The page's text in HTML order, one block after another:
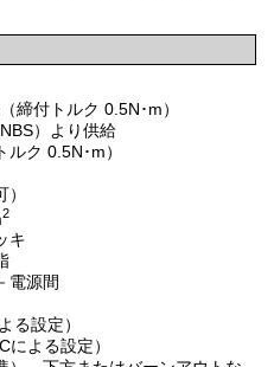
締付トルク 0.5N･m）
）より供給
ク 0.5N･m）
2
キ
電源間
る設定）
よる設定）